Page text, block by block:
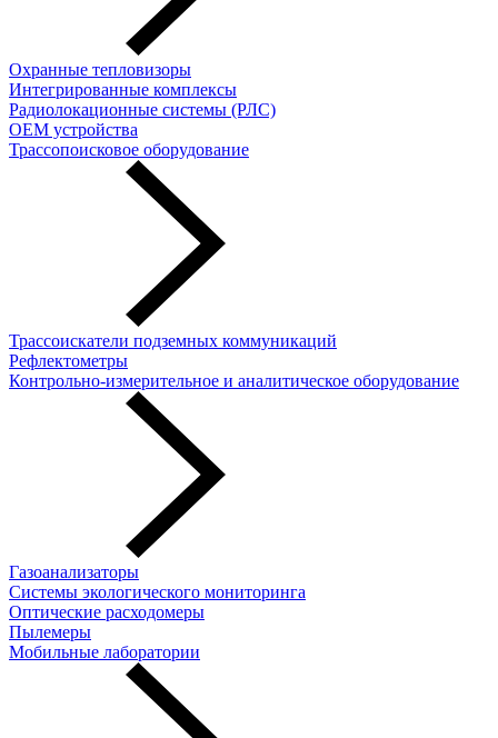
Охранные тепловизоры
Интегрированные комплексы
Радиолокационные системы (РЛС)
OEM устройства
Трассопоисковое оборудование
Трассоискатели подземных коммуникаций
Рефлектометры
Контрольно-измерительное и аналитическое оборудование
Газоанализаторы
Системы экологического мониторинга
Оптические расходомеры
Пылемеры
Мобильные лаборатории